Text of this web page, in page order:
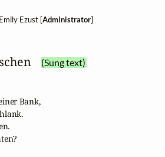
Ezust [Administrator]
(Sung text)
Bank,